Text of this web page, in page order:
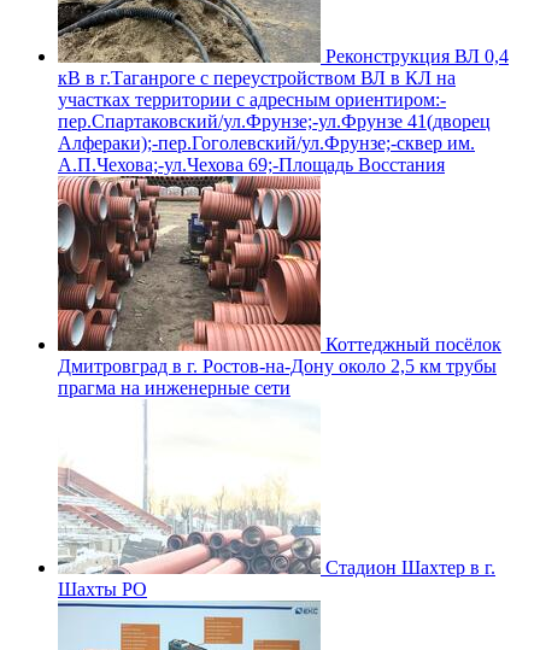
Реконструкция ВЛ 0,4
кВ в г.Таганроге с переустройством ВЛ в КЛ на
участках территории с адресным ориентиром:-
пер.Спартаковский/ул.Фрунзе;-ул.Фрунзе 41(дворец
Алфераки);-пер.Гоголевский/ул.Фрунзе;-сквер им.
А.П.Чехова;-ул.Чехова 69;-Площадь Восстания
Коттеджный посёлок
Дмитровград в г. Ростов-на-Дону около 2,5 км трубы
прагма на инженерные сети
Стадион Шахтер в г.
Шахты РО